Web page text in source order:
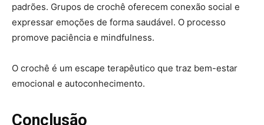
padrões. Grupos de crochê oferecem conexão social e
expressar emoções de forma saudável. O processo
promove paciência e mindfulness.
O crochê é um escape terapêutico que traz bem-estar
emocional e autoconhecimento.
Conclusão